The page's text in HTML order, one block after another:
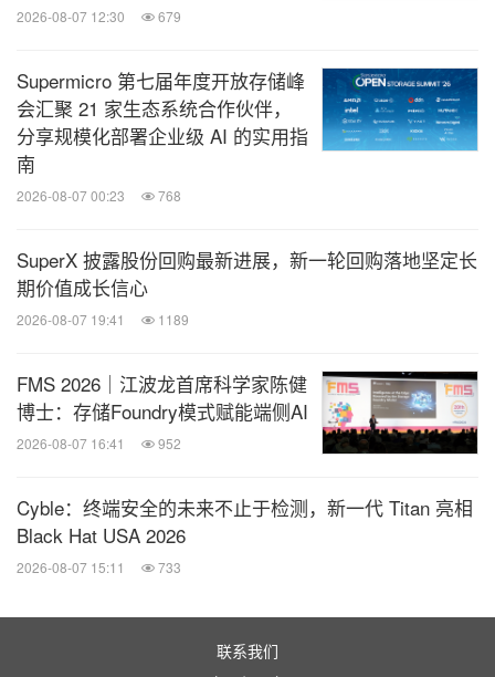
2026-08-07 12:30 679
Supermicro 第七届年度开放存储峰
会汇聚 21 家生态系统合作伙伴，
分享规模化部署企业级 AI 的实用指
南
2026-08-07 00:23 768
SuperX 披露股份回购最新进展，新一轮回购落地坚定长
期价值成长信心
2026-08-07 19:41 1189
FMS 2026｜江波龙首席科学家陈健
博士：存储Foundry模式赋能端侧AI
2026-08-07 16:41 952
Cyble：终端安全的未来不止于检测，新一代 Titan 亮相
Black Hat USA 2026
2026-08-07 15:11 733
联系我们